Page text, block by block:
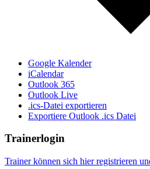
Google Kalender
iCalendar
Outlook 365
Outlook Live
.ics-Datei exportieren
Exportiere Outlook .ics Datei
Trainerlogin
Trainer können sich hier registrieren